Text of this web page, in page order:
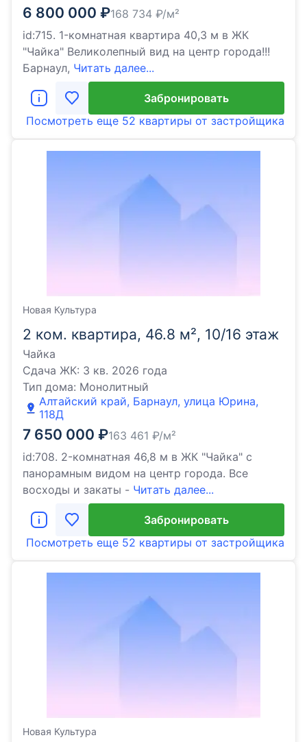
6 800 000 ₽168 734 ₽/м²
id:715. 1-комнатная квартира 40,3 м в ЖК
"Чайка" Великолепный вид на центр города!!!
Барнаул, Читать далее...
Забронировать
Посмотреть еще 52 квартиры от застройщика
2 ком. квартира, 46.8 м², 10/16 этаж
Чайка
Сдача ЖК: 3 кв. 2026 года
Тип дома: Монолитный
Алтайский край, Барнаул, улица Юрина,
118Д
7 650 000 ₽163 461 ₽/м²
id:708. 2-комнатная 46,8 м в ЖК "Чайка" с
панорамным видом на центр города. Все
восходы и закаты - Читать далее...
Новая Культура
Забронировать
Посмотреть еще 52 квартиры от застройщика
Новая Культура